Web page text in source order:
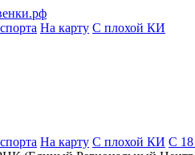
На карту С плохой КИ
На карту С плохой КИ С 18